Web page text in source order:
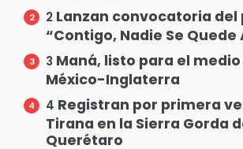
2 Lanzan convocatoria
“Contigo, Nadie Se Quede
3 Maná, listo para el
México-Inglaterra
4 Registran por primera
Tirana en la Sierra Gorda
Querétaro